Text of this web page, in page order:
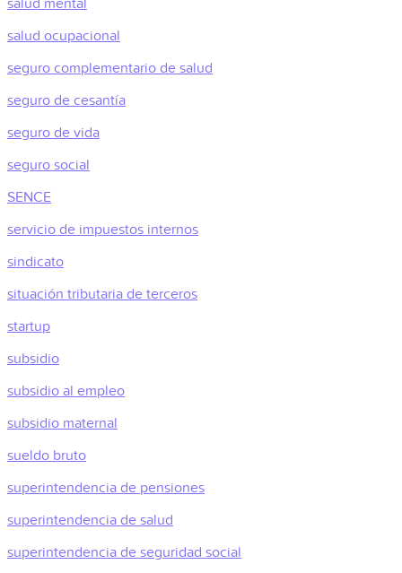
salud ocupacional
seguro complementario de salud
seguro de cesantía
seguro de vida
seguro social
SENCE
servicio de impuestos internos
sindicato
situación tributaria de terceros
startup
subsidio
subsidio al empleo
subsidio maternal
sueldo bruto
superintendencia de pensiones
superintendencia de salud
superintendencia de seguridad social